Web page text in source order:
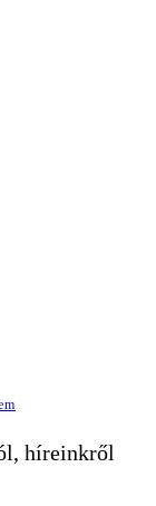
híreinkről